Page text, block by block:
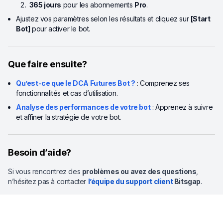
365 jours pour les abonnements Pro.
Ajustez vos paramètres selon les résultats et cliquez sur [Start
Bot] pour activer le bot.
Que faire ensuite?
Qu’est-ce que le DCA Futures Bot ? : Comprenez ses
fonctionnalités et cas d’utilisation.
Analyse des performances de votre bot: Apprenez à suivre
et affiner la stratégie de votre bot.
Besoin d’aide?
Si vous rencontrez des problèmes ou avez des questions
n’hésitez pas à contacter l’équipe du support clientBitsgap.